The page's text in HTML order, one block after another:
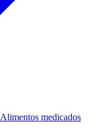
Alimentos medicados